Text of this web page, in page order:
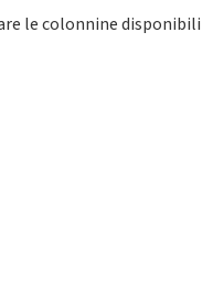
le colonnine disponibili